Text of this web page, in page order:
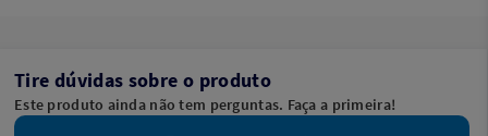
Tire dúvidas sobre o produto
Este produto ainda não tem perguntas. Faça a primeira!